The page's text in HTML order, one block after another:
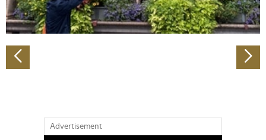
zu können und die Zugriffe auf unsere Website zu
analysieren. Außerdem geben wir Informationen zu Ihrer
Verwendung unserer Website an unsere Partner für
soziale Medien, Werbung und Analysen weiter. Unsere
Partner führen diese Informationen möglicherweise mit
Advertisement